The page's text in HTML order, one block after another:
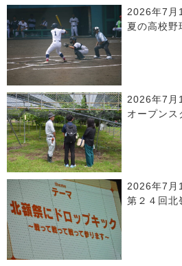
2026年7月
夏の高校野
2026年7月
オープンス
2026年7月
第２４回北